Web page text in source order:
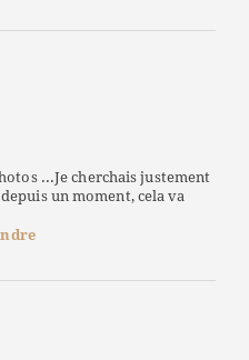
...Je cherchais justement
un moment, cela va